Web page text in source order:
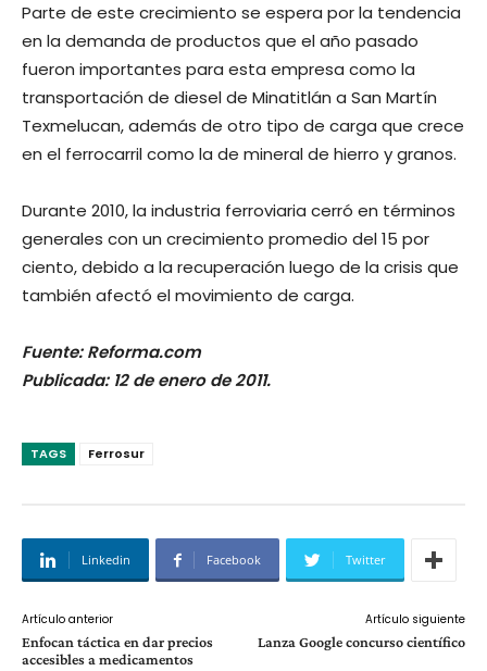
Parte de este crecimiento se espera por la tendencia
en la demanda de productos que el año pasado
fueron importantes para esta empresa como la
transportación de diesel de Minatitlán a San Martín
Texmelucan, además de otro tipo de carga que crece
en el ferrocarril como la de mineral de hierro y granos.
Durante 2010, la industria ferroviaria cerró en términos
generales con un crecimiento promedio del 15 por
ciento, debido a la recuperación luego de la crisis que
también afectó el movimiento de carga.
Fuente: Reforma.com
Publicada: 12 de enero de 2011.
TAGS Ferrosur
Linkedin Facebook Twitter
Artículo anterior
Enfocan táctica en dar precios
accesibles a medicamentos
Artículo siguiente
Lanza Google concurso científico